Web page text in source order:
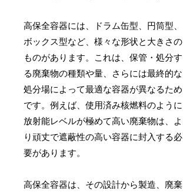
高保全容器には、ドラム缶型、円筒型、
ボックス型など、様々な形状と大きさの
ものがあります。これは、保管・処分す
る廃棄物の種類や量、さらには最終的な
処分場によって最適な容器が異なるため
です。例えば、使用済み核燃料のように
放射能レベルが極めて高い廃棄物は、よ
り頑丈で遮蔽性の高い容器に封入する必
要があります。
高保全容器は、その設計から製造、廃棄